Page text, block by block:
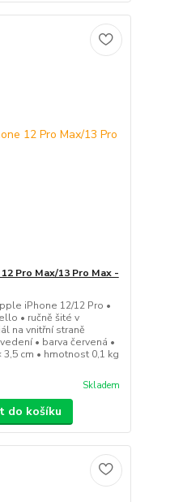
Pro Max/13 Pro Max -
iPhone 12/12 Pro •
• ručně šité v
na vnitřní straně
• barva červená •
cm • hmotnost 0,1 kg
Skladem
do košíku